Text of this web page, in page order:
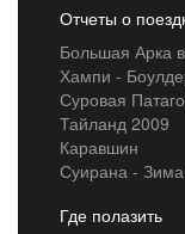
Отчеты о
Большая Арка
Хампи -
Суровая
Тайланд 2009
Каравшин
Суирана -
Где полазить